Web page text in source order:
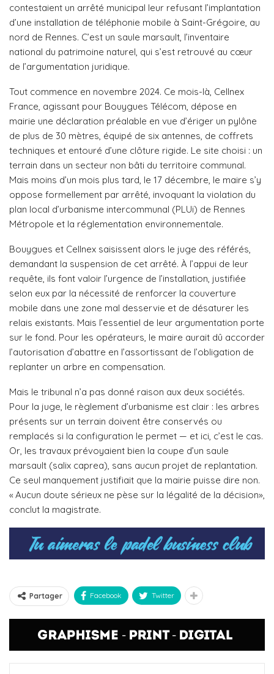
contestaient un arrêté municipal leur refusant l’implantation
d’une installation de téléphonie mobile à Saint-Grégoire, au
nord de Rennes. C’est un saule marsault, l’inventaire
national du patrimoine naturel, qui s’est retrouvé au cœur
de l’argumentation juridique.
Tout commence en novembre 2024. Ce mois-là, Cellnex
France, agissant pour Bouygues Télécom, dépose en
mairie une déclaration préalable en vue d’ériger un pylône
de plus de 30 mètres, équipé de six antennes, de coffrets
techniques et entouré d’une clôture rigide. Le site choisi : un
terrain dans un secteur non bâti du territoire communal.
Mais moins d’un mois plus tard, le 17 décembre, le maire s’y
oppose formellement par arrêté, invoquant la violation du
plan local d’urbanisme intercommunal (PLUi) de Rennes
Métropole et la réglementation environnementale.
Bouygues et Cellnex saisissent alors le juge des référés,
demandant la suspension de cet arrêté. À l’appui de leur
requête, ils font valoir l’urgence de l’installation, justifiée
selon eux par la nécessité de renforcer la couverture
mobile dans une zone mal desservie et de désaturer les
relais existants. Mais l’essentiel de leur argumentation porte
sur le fond. Pour les opérateurs, le maire aurait dû accorder
l’autorisation d’abattre en l’assortissant de l’obligation de
replanter un arbre en compensation.
Mais le tribunal n’a pas donné raison aux deux sociétés.
Pour la juge, le règlement d’urbanisme est clair : les arbres
présents sur un terrain doivent être conservés ou
remplacés si la configuration le permet — et ici, c’est le cas.
Or, les travaux prévoyaient bien la coupe d’un saule
marsault (salix caprea), sans aucun projet de replantation.
Ce seul manquement justifiait que la mairie puisse dire non.
« Aucun doute sérieux ne pèse sur la légalité de la décision»,
conclut la magistrate.
Partager Facebook Twitter